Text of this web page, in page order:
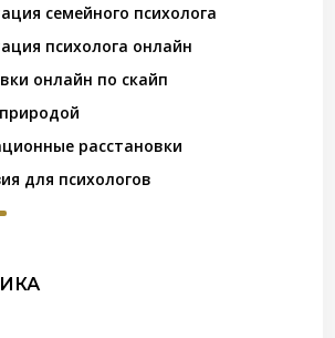
семейного психолога
психолога онлайн
онлайн по скайп
расстановки
для психологов